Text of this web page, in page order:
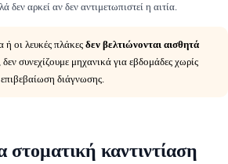
αρκεί αν δεν αντιμετωπιστεί η αιτία.
ή οι λευκές πλάκεςδεν βελτιώνονται αισθητά
δεν συνεχίζουμε μηχανικά για εβδομάδες χωρίς
διάγνωσης.
καντιντίαση